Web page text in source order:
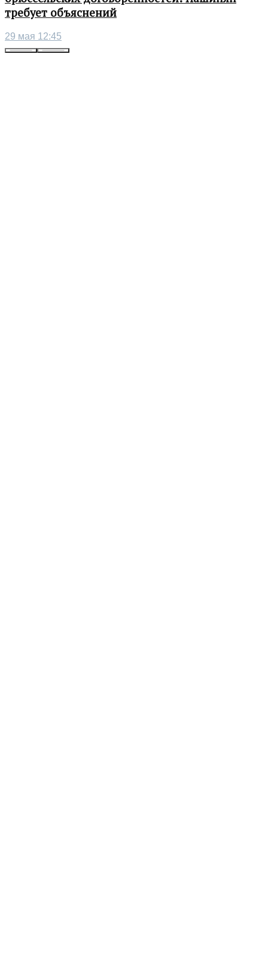
требует объяснений
29 мая 12:45